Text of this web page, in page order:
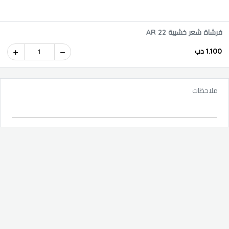
فرشاة شعر خشبية 22 AR
1.100 دب 1
ملاحظات